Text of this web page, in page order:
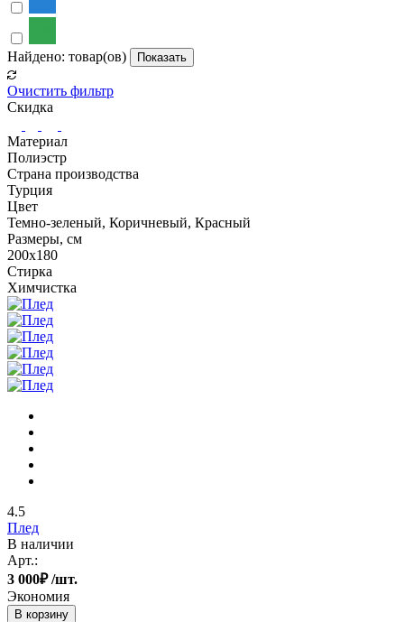
Найдено: товар(ов) Показать
Очистить фильтр
Скидка
Материал
Полиэстр
Страна производства
Турция
Цвет
Темно-зеленый, Коричневый, Красный
Размеры, см
200х180
Стирка
Химчистка
4.5
Плед
В наличии
Арт.:
3 000₽/шт.
Экономия
В корзину